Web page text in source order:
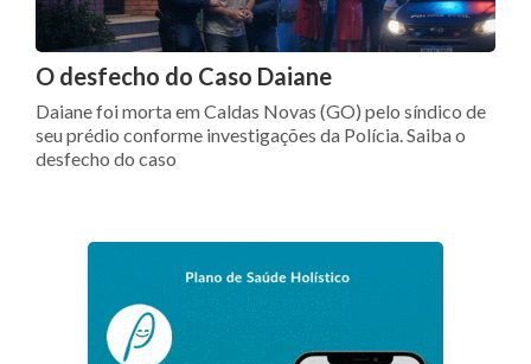
O desfecho do Caso Daiane
Daiane foi morta em Caldas Novas (GO) pelo síndico de
seu prédio conforme investigações da Polícia. Saiba o
desfecho do caso